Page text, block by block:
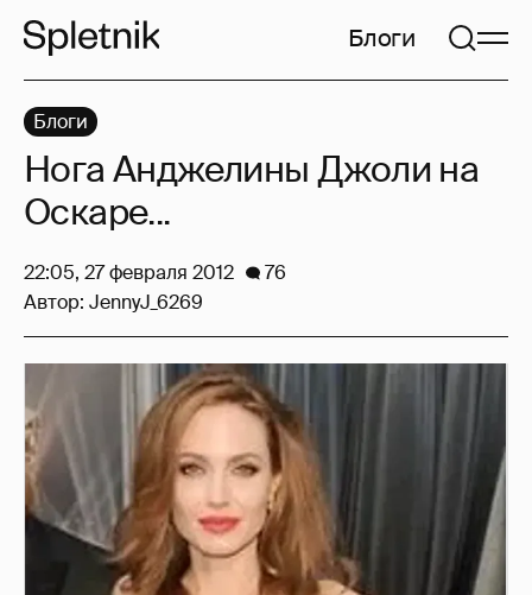
Блоги
Блоги
Нога Анджелины Джоли на
Оскаре...
22:05, 27 февраля 2012
76
Автор: JennyJ_6269